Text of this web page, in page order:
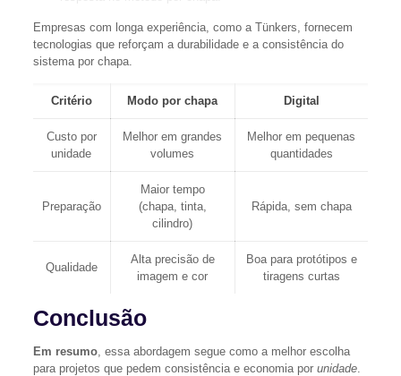
Empresas com longa experiência, como a Tünkers, fornecem
tecnologias que reforçam a durabilidade e a consistência do
sistema por chapa.
Critério Modo por chapa Digital
Custo por
unidade
Melhor em grandes
volumes
Melhor em pequenas
quantidades
Preparação
Maior tempo
(chapa, tinta,
cilindro)
Rápida, sem chapa
Qualidade
Alta precisão de
imagem e cor
Boa para protótipos e
tiragens curtas
Conclusão
Em resumo, essa abordagem segue como a melhor escolha
para projetos que pedem consistência e economia por unidade.